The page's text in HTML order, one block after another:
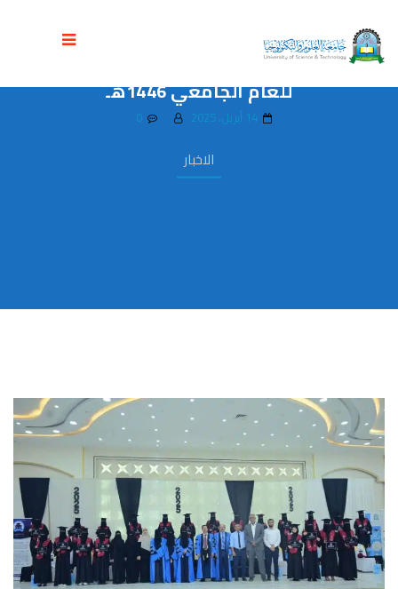
الاخبار
جامعة العلوم والتكنولوجيا تحتفل بتخريج
دفعة جديدة من طالبات قسم المحاسبة
للعام الجامعي 1446هـ
0